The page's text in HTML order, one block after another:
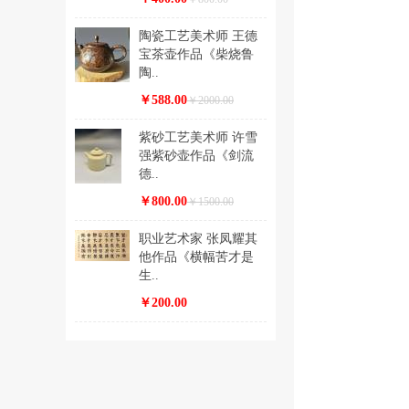
陶瓷工艺美术师 王德
宝茶壶作品《柴烧鲁
陶..
￥588.00￥2000.00
紫砂工艺美术师 许雪
强紫砂壶作品《剑流
德..
￥800.00￥1500.00
职业艺术家 张凤耀其
他作品《横幅苦才是
生..
￥200.00